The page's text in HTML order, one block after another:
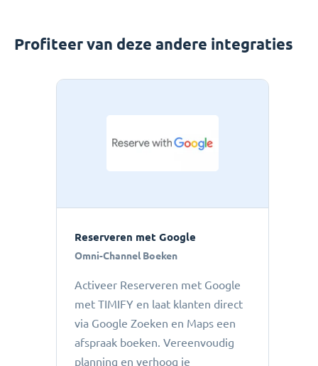
Profiteer van deze andere integraties
Reserveren met Google
Omni-Channel Boeken
Activeer Reserveren met Google
met TIMIFY en laat klanten direct
via Google Zoeken en Maps een
afspraak boeken. Vereenvoudig
planning en verhoog je